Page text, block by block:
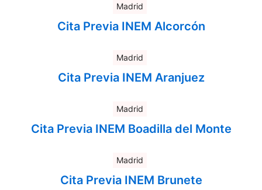
Madrid
Cita Previa INEM Alcorcón
Madrid
Cita Previa INEM Aranjuez
Madrid
Cita Previa INEM Boadilla del Monte
Madrid
Cita Previa INEM Brunete